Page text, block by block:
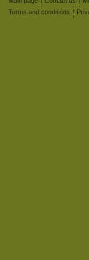
Terms and conditions